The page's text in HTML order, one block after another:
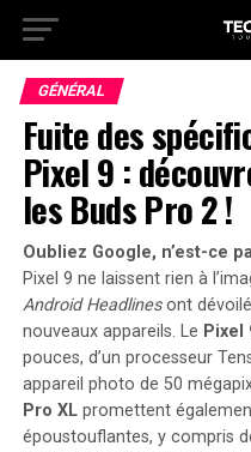
GÉNÉRAL
Fuite des
Pixel 9 :
les Buds Pro 2 !
Oubliez Google, n’est-ce
Pixel 9 ne laissent rien à
Android Headlinesont
nouveaux appareils. Le Pixel
pouces, d’un processeur
appareil photo de 50
Pro XLpromettent
époustouflantes, y compris